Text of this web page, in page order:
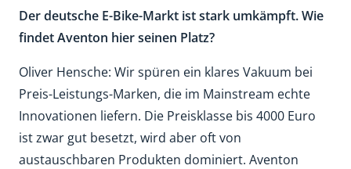
Der deutsche E-Bike-Markt ist stark umkämpft. Wie
findet Aventon hier seinen Platz?
Oliver Hensche: Wir spüren ein klares Vakuum bei
Preis-Leistungs-Marken, die im Mainstream echte
Innovationen liefern. Die Preisklasse bis 4000 Euro
ist zwar gut besetzt, wird aber oft von
austauschbaren Produkten dominiert. Aventon